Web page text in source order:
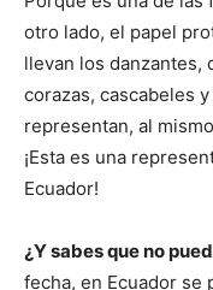
otro lado, el papel
llevan los danzantes,
corazas, cascabeles
representan, al
¡Esta es una
Ecuador!
¿Y sabes que no
fecha, en Ecuador se